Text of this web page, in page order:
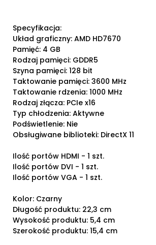
Specyfikacja:
Układ graficzny: AMD HD7670
Pamięć: 4 GB
Rodzaj pamięci: GDDR5
Szyna pamięci: 128 bit
Taktowanie pamięci: 3600 MHz
Taktowanie rdzenia: 1000 MHz
Rodzaj złącza: PCIe x16
Typ chłodzenia: Aktywne
Podświetlenie: Nie
Obsługiwane biblioteki: DirectX 11
Ilość portów HDMI - 1 szt.
Ilość portów DVI - 1 szt.
Ilość portów VGA - 1 szt.
Kolor: Czarny
Długość produktu: 22,3 cm
Wysokość produktu: 5,4 cm
Szerokość produktu: 15,4 cm